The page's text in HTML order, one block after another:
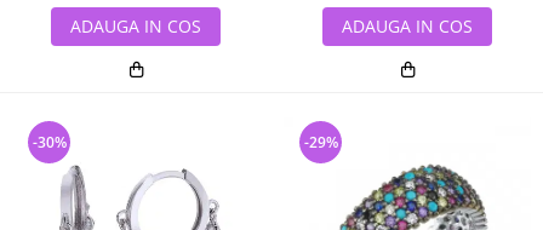
ADAUGA IN COS ADAUGA IN COS
-30% -29%